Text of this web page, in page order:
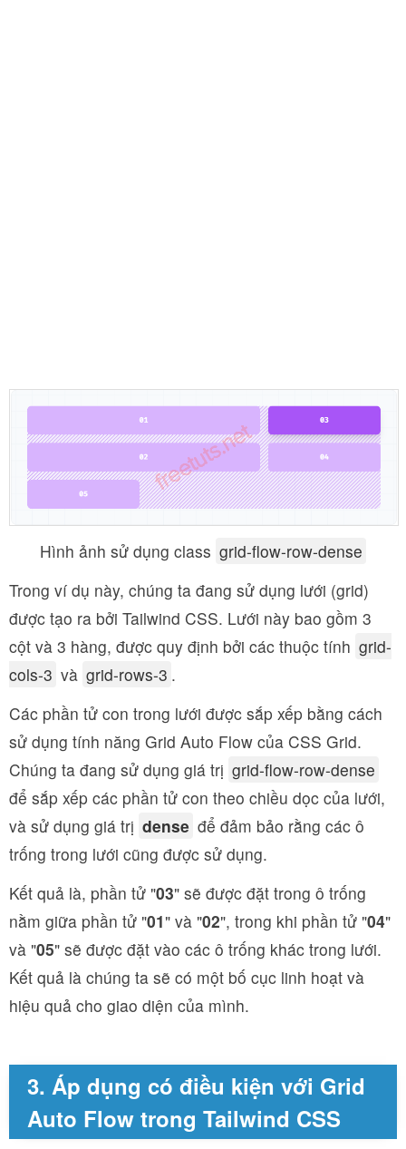
Hình ảnh sử dụng class grid-flow-row-dense
Trong ví dụ này, chúng ta đang sử dụng lưới (grid)
được tạo ra bởi Tailwind CSS. Lưới này bao gồm 3
cột và 3 hàng, được quy định bởi các thuộc tính grid-
cols-3 và grid-rows-3 .
Các phần tử con trong lưới được sắp xếp bằng cách
sử dụng tính năng Grid Auto Flow của CSS Grid.
Chúng ta đang sử dụng giá trị grid-flow-row-dense
để sắp xếp các phần tử con theo chiều dọc của lưới,
và sử dụng giá trị dense để đảm bảo rằng các ô
trống trong lưới cũng được sử dụng.
Kết quả là, phần tử "03" sẽ được đặt trong ô trống
nằm giữa phần tử "01" và "02", trong khi phần tử "04"
và "05" sẽ được đặt vào các ô trống khác trong lưới.
Kết quả là chúng ta sẽ có một bố cục linh hoạt và
hiệu quả cho giao diện của mình.
3. Áp dụng có điều kiện với Grid
Auto Flow trong Tailwind CSS